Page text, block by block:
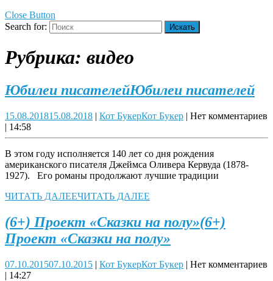
Close Button
Search for:
Рубрика: видео
Юбилеи писателейЮбилеи писателей
15.08.201815.08.2018 | Кот БукерКот Букер | Нет комментариев
| 14:58
В этом году исполняется 140 лет со дня рождения
американского писателя Джеймса Оливера Кервуда (1878-
1927). Его романы продолжают лучшие традиции
ЧИТАТЬ ДАЛЕЕЧИТАТЬ ДАЛЕЕ
(6+) Проект «Сказки на полу»(6+)
Проект «Сказки на полу»
07.10.201507.10.2015 | Кот БукерКот Букер | Нет комментариев
| 14:27